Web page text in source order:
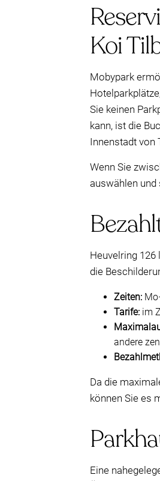
Koi
Mobypark
Sie keinen
kann, ist die
Innenstadt von
Wenn Sie
auswählen und
Heuvelring 126
die
Zeiten:
Tarife: im
andere
Da die
können Sie es
Eine